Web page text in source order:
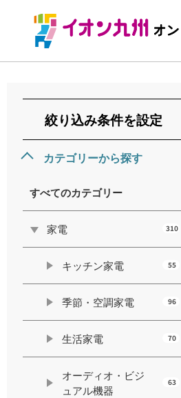
絞り込み条件を設定
カテゴリーから探す
すべてのカテゴリー
家電 310
キッチン家電 55
季節・空調家電 96
生活家電 70
オーディオ・ビジ
ュアル機器
63